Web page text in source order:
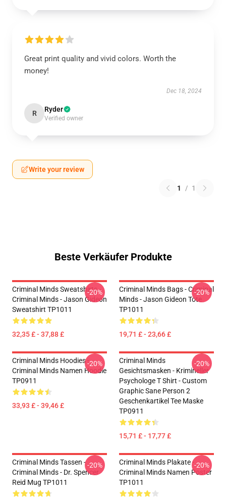
Great print quality and vivid colors. Worth the
money!
Dec 18, 2024
R Ryder
Verified owner
Write your review
1 / 1
Beste Verkäufer Produkte
Criminal Minds Sweatshirts -
Criminal Minds - Jason Gideon
Sweatshirt TP1011
32,35 £ - 37,88 £
-20%
Criminal Minds Bags - Criminal
Minds - Jason Gideon Tote
TP1011
19,71 £ - 23,66 £
-20%
Criminal Minds Hoodies -
Criminal Minds Namen Hoodie
TP0911
33,93 £ - 39,46 £
-20%
Criminal Minds
Gesichtsmasken - Krimineller
Psychologe T Shirt - Custom
Graphic Sane Person 2
Geschenkartikel Tee Maske
TP0911
15,71 £ - 17,77 £
-20%
Criminal Minds Tassen -
Criminal Minds - Dr. Spencer
Reid Mug TP1011
-20%
Criminal Minds Plakate -
Criminal Minds Namen Poster
TP1011
-20%